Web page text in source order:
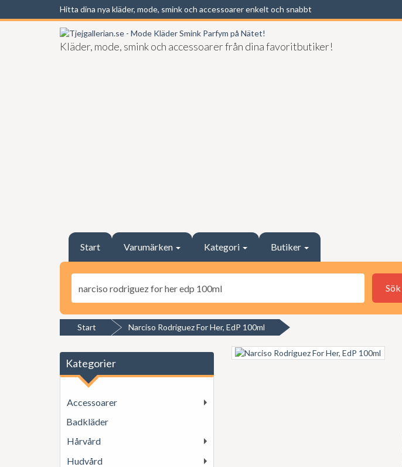
Hitta dina nya kläder, mode, smink och accessoarer enkelt och snabbt
Kläder, mode, smink och accessoarer från dina favoritbutiker!
Start Varumärken Kategori Butiker
Sök
Start Narciso Rodriguez For Her, EdP 100ml
Kategorier
Accessoarer
Badkläder
Hårvård
Hudvård